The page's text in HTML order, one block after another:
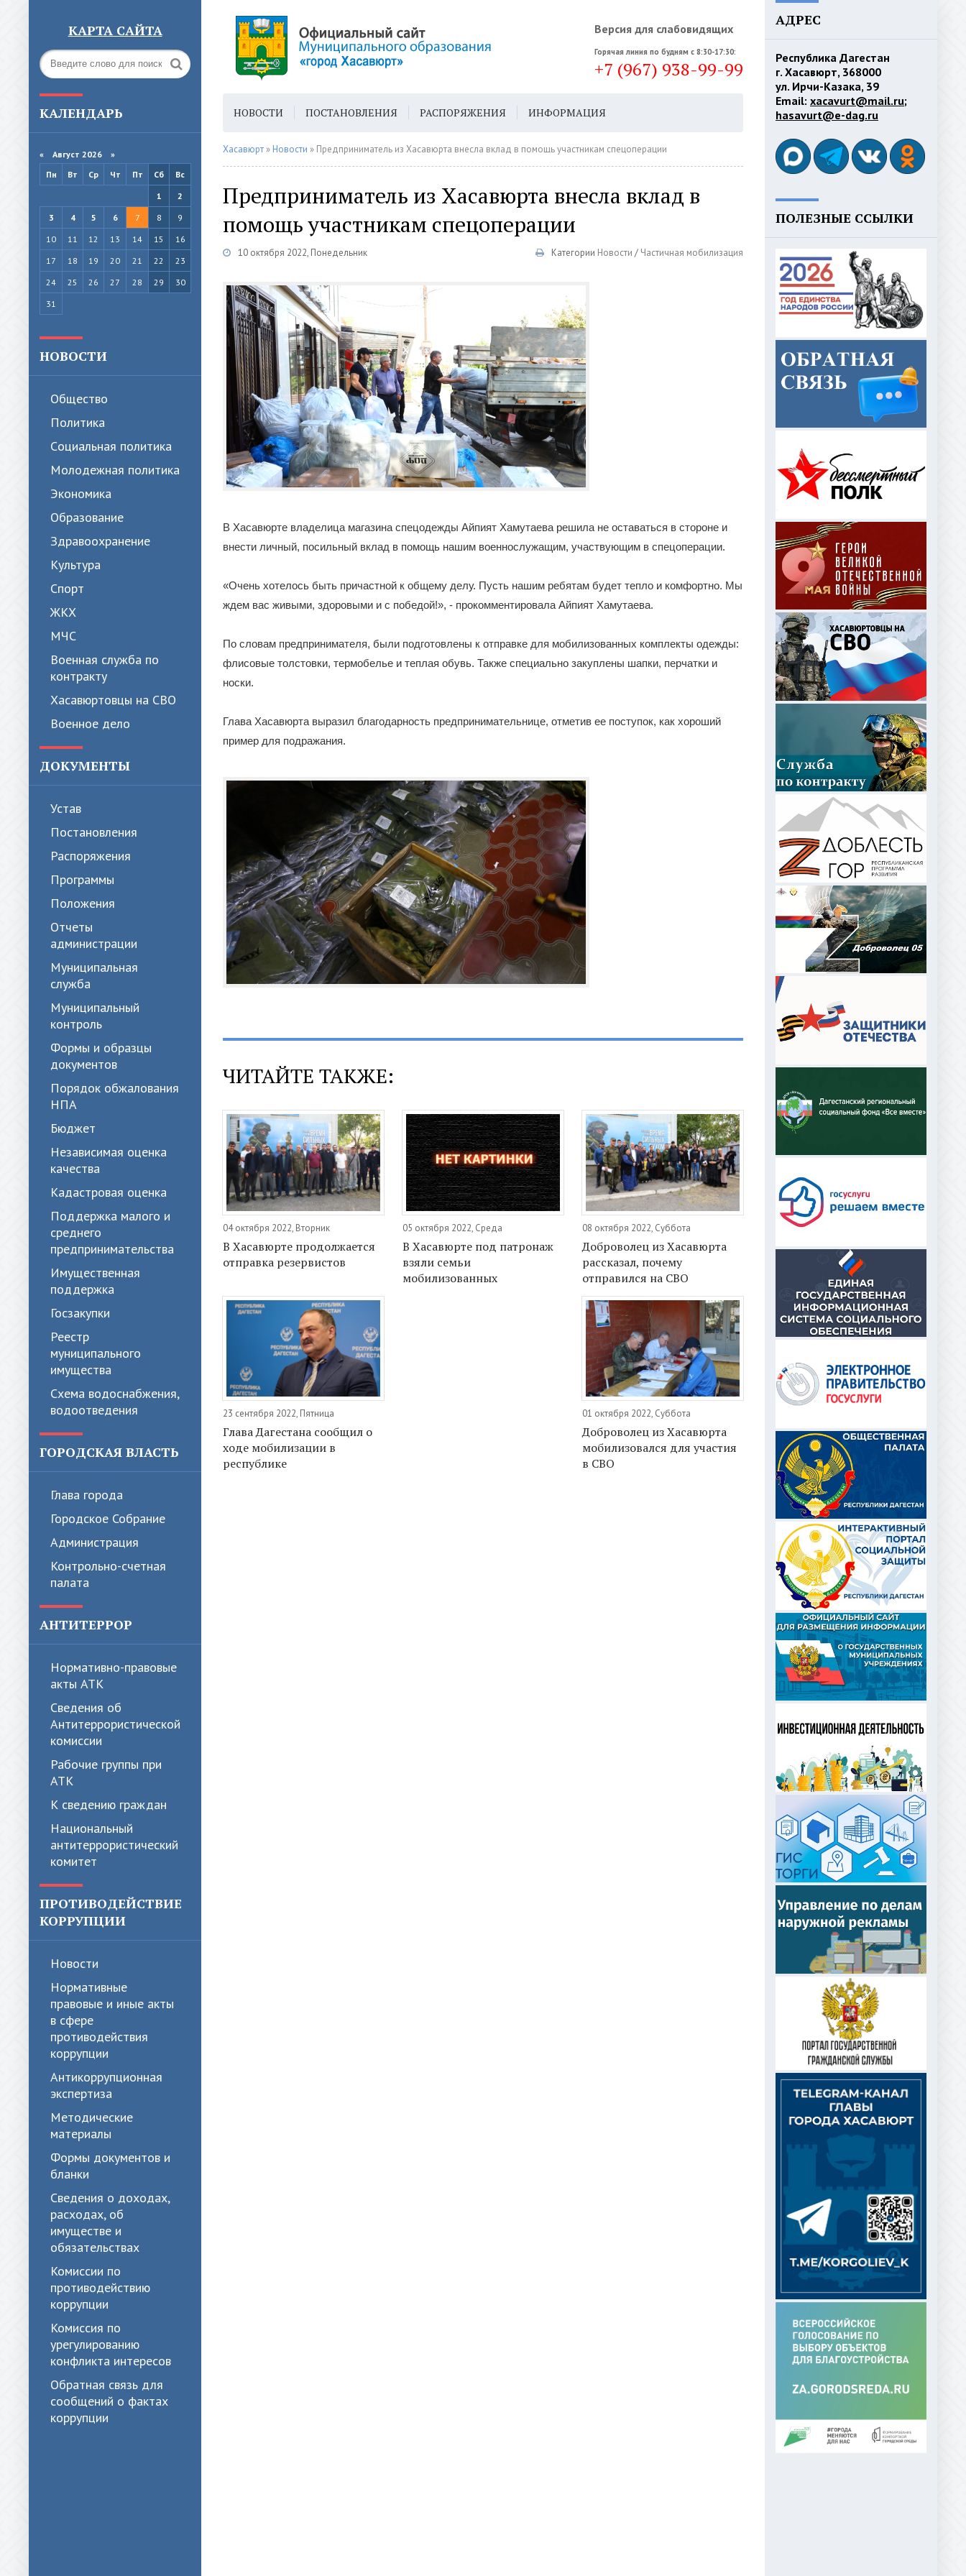
КАРТА САЙТА Версия для слабовидящих
Горячая линия по будням с 8:30-17:30:
+7 (967) 938-99-99
КАЛЕНДАРЬ
« Август 2026 »
Пн
Вт Ср Чт Пт Сб
Вс
1
2
3
4 5 6 7 8
9
10
11 12 13 14 15
16
17
18 19 20 21 22
23
24
25 26 27 28 29
30
31
НОВОСТИ
Общество
Политика
Cоциальная политика
Молодежная политика
Экономика
Образование
Здравоохранение
Культура
Спорт
ЖКХ
МЧС
Военная служба по
контракту
Хасавюртовцы на СВО
Военное дело
ДОКУМЕНТЫ
Устав
Постановления
Распоряжения
Программы
Положения
Отчеты
администрации
Муниципальная
служба
Муниципальный
контроль
Формы и образцы
документов
Порядок обжалования
НПА
Бюджет
Независимая оценка
качества
Кадастровая оценка
Поддержка малого и
среднего
предпринимательства
Имущественная
поддержка
Госзакупки
Реестр
муниципального
имущества
Схема водоснабжения,
водоотведения
ГОРОДСКАЯ ВЛАСТЬ
Глава города
Городское Собрание
Администрация
Контрольно-счетная
палата
АНТИТЕРРОР
Нормативно-правовые
акты АТК
Сведения об
Антитеррористической
комиссии
Рабочие группы при
АТК
К сведению граждан
Национальный
антитеррористический
комитет
ПРОТИВОДЕЙСТВИЕ
КОРРУПЦИИ
Новости
Нормативные
правовые и иные акты
в сфере
противодействия
коррупции
Антикоррупционная
экспертиза
Методические
материалы
Формы документов и
бланки
Сведения о доходах,
расходах, об
имуществе и
обязательствах
Комиссии по
противодействию
коррупции
Комиссия по
урегулированию
конфликта интересов
Обратная связь для
сообщений о фактах
коррупции
НОВОСТИ ПОСТАНОВЛЕНИЯ РАСПОРЯЖЕНИЯ ИНФОРМАЦИЯ
ГОРОДСКАЯ СРЕДА ГЕН. ПЛАН
Хасавюрт » Новости » Предприниматель из Хасавюрта внесла вклад в помощь участникам спецоперации
Предприниматель из Хасавюрта внесла вклад в
помощь участникам спецоперации
10 октября 2022, Понедельник Категории Новости / Частичная мобилизация
В Хасавюрте владелица магазина спецодежды Айпият Хамутаева решила не оставаться в стороне и
внести личный, посильный вклад в помощь нашим военнослужащим, участвующим в спецоперации.
«Очень хотелось быть причастной к общему делу. Пусть нашим ребятам будет тепло и комфортно. Мы
ждем вас живыми, здоровыми и с победой!», - прокомментировала Айпият Хамутаева.
По словам предпринимателя, были подготовлены к отправке для мобилизованных комплекты одежды:
флисовые толстовки, термобелье и теплая обувь. Также специально закуплены шапки, перчатки и
носки.
Глава Хасавюрта выразил благодарность предпринимательнице, отметив ее поступок, как хороший
пример для подражания.
ЧИТАЙТЕ ТАКЖЕ:
04 октября 2022, Вторник
В Хасавюрте продолжается
отправка резервистов
05 октября 2022, Среда
В Хасавюрте под патронаж
взяли семьи
мобилизованных
08 октября 2022, Суббота
Доброволец из Хасавюрта
рассказал, почему
отправился на СВО
23 сентября 2022, Пятница
Глава Дагестана сообщил о
ходе мобилизации в
республике
01 октября 2022, Суббота
Доброволец из Хасавюрта
мобилизовался для участия
в СВО
АДРЕС
Республика Дагестан
г. Хасавюрт, 368000
ул. Ирчи-Казака, 39
Email: xacavurt@mail.ru;
hasavurt@e-dag.ru
ПОЛЕЗНЫЕ ССЫЛКИ